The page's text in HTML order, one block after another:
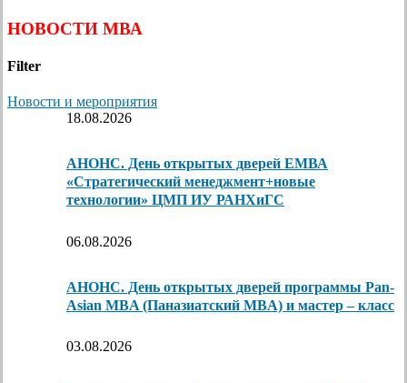
НОВОСТИ МВА
Filter
Новости и мероприятия
18.08.2026
АНОНС. День открытых дверей ЕМВА
«Стратегический менеджмент+новые
технологии» ЦМП ИУ РАНХиГС
06.08.2026
АНОНС. День открытых дверей программы Pan-
Asian MBA (Паназиатский MBA) и мастер – класс
03.08.2026